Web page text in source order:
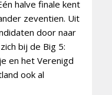
halve finale kent
zeventien. Uit
door naar
bij de Big 5:
en het Verenigd
ook al